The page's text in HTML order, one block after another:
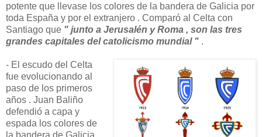
potente que llevase los colores de la bandera de Galicia por
toda España y por el extranjero . Comparó al Celta con
Santiago que " junto a Jerusalén y Roma , son las tres
grandes capitales del catolicismo mundial " .
- El escudo del Celta
fue evolucionando al
paso de los primeros
años . Juan Baliño
defendió a capa y
espada los colores de
la bandera de Galicia .